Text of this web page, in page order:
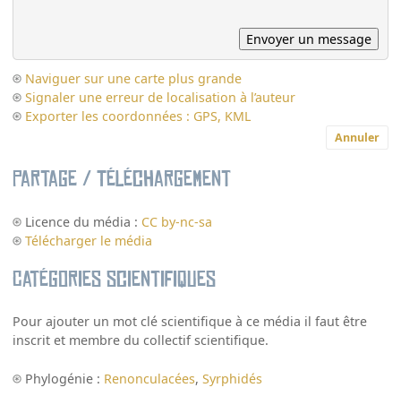
Naviguer sur une carte plus grande
Signaler une erreur de localisation à l’auteur
Exporter les coordonnées : GPS, KML
Annuler
Partage / Téléchargement
Licence du média : CC by-nc-sa
Télécharger le média
Catégories scientifiques
Pour ajouter un mot clé scientifique à ce média il faut être
inscrit et membre du collectif scientifique.
Phylogénie : Renonculacées,Syrphidés